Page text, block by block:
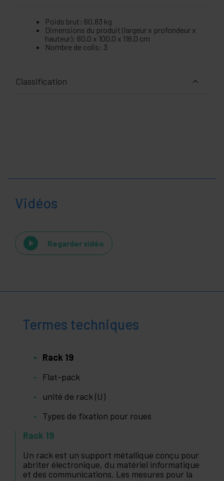
Poids brut: 60.83 kg
Dimensions du produit (largeur x profondeur x
hauteur): 60.0 x 100.0 x 116.0 cm
Nombre de colis: 3
Classification
Vidéos
Regarder vidéo
Termes techniques
Un rack est un support métallique conçu pour
abriter électronique, du matériel informatique